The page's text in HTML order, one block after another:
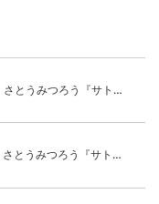
【みつろうTV508話】さとうみつろう『サトレル男塾』編④「“毎日”が変わります。楽しく」
【みつろうTV507話】さとうみつろう『サトレル男塾』編③「快楽は“自分のカラダの内側”にしかない」